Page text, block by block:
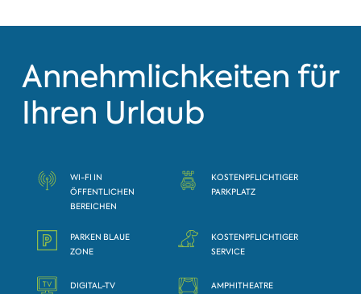
Annehmlichkeiten für
Ihren Urlaub
WI-FI IN
ÖFFENTLICHEN
BEREICHEN
KOSTENPFLICHTIGER
PARKPLATZ
PARKEN BLAUE
ZONE
KOSTENPFLICHTIGER
SERVICE
DIGITAL-TV AMPHITHEATRE